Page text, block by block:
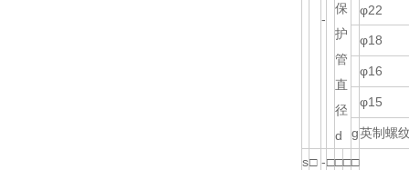
-
保
护
管
直
径
d
φ22
φ18
φ16
φ15
g英制螺
s□ -□□□□